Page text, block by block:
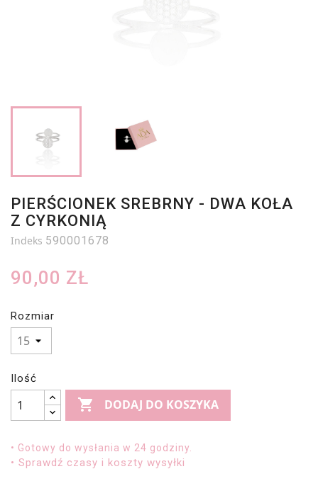
PIERŚCIONEK SREBRNY - DWA KOŁA
Z CYRKONIĄ
Indeks 590001678
90,00 ZŁ
Rozmiar
Ilość
 DODAJ DO KOSZYKA
• Gotowy do wysłania w 24 godziny.
• Sprawdź czasy i koszty wysyłki